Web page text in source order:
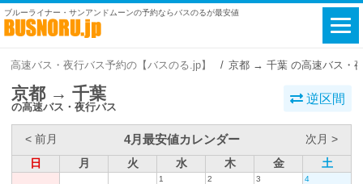
ブルーライナー・サンアンドムーンの予約ならバスのるが最安値
高速バス・夜行バス予約の【バスのる.jp】 京都 → 千葉 の高速バス・
京都 → 千葉
の高速バス・夜行バス
逆区間
< 前月 4月最安値カレンダー
次月 >
日
月 火 水 木 金 土
1 2 3 4